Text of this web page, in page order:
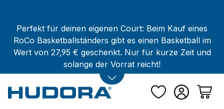
Perfekt für deinen eigenen Court: Beim Kauf eines
RoCo Basketballständers gibt es einen Basketball im
Wert von 27,95 € geschenkt. Nur für kurze Zeit und
solange der Vorrat reicht!